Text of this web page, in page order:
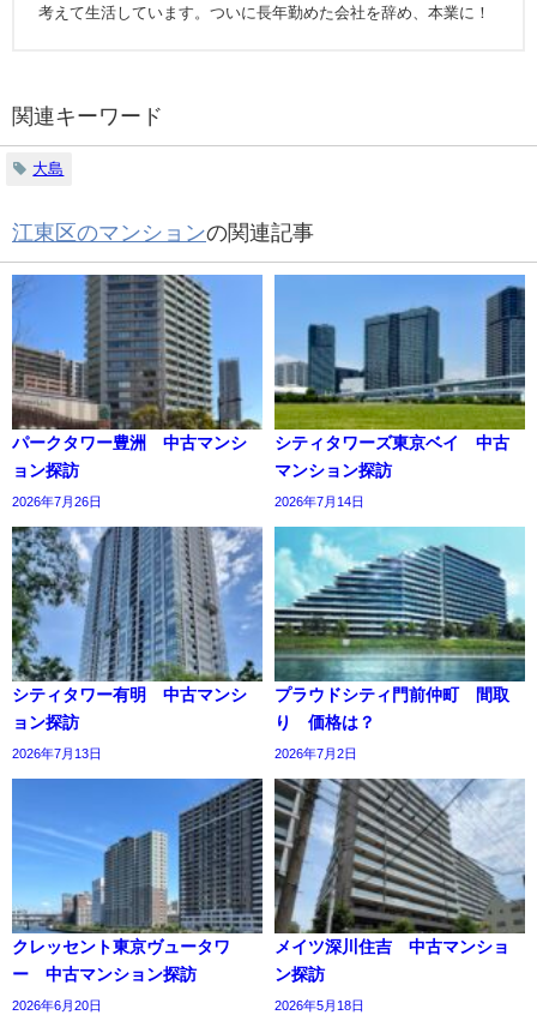
考えて生活しています。ついに長年勤めた会社を辞め、本業に！
関連キーワード
大島
江東区のマンションの関連記事
パークタワー豊洲 中古マンシ
ョン探訪
2026年7月26日
シティタワーズ東京ベイ 中古
マンション探訪
2026年7月14日
シティタワー有明 中古マンシ
ョン探訪
2026年7月13日
プラウドシティ門前仲町 間取
り 価格は？
2026年7月2日
クレッセント東京ヴュータワ
ー 中古マンション探訪
2026年6月20日
メイツ深川住吉 中古マンショ
ン探訪
2026年5月18日